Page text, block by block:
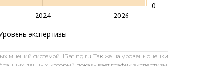
0
2024 2026
экспертизы
мнений системой iiRating.ru. Так же на уровень оценки